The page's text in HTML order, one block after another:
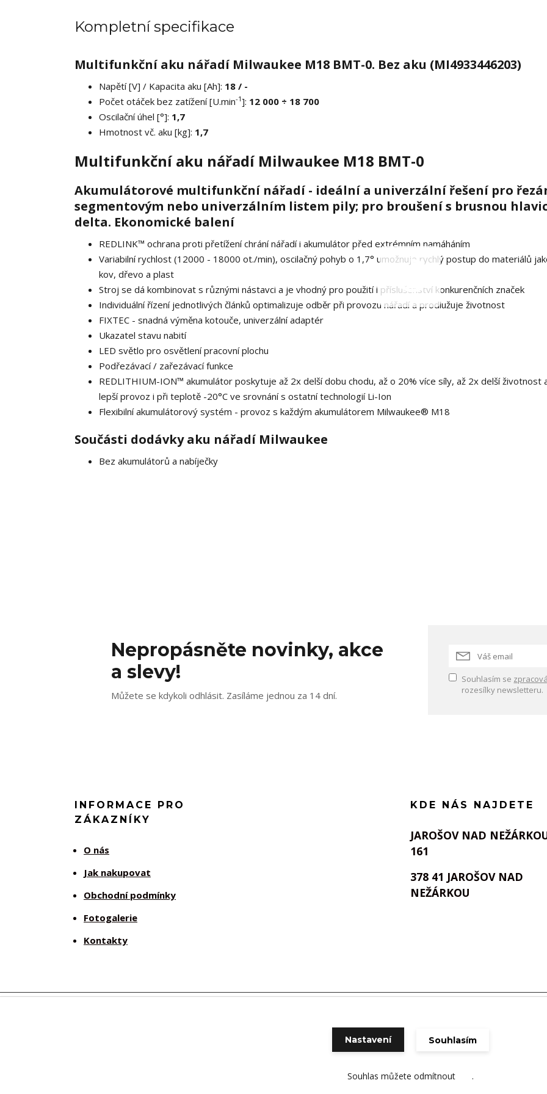
Kompletní specifikace
Multifunkční aku nářadí Milwaukee M18 BMT-0. Bez aku (MI4933446203)
Napětí [V] / Kapacita aku [Ah]: 18 / -
Počet otáček bez zatížení [U.min-1]: 12 000 ÷ 18 700
Oscilační úhel [°]: 1,7
Hmotnost vč. aku [kg]: 1,7
Multifunkční aku nářadí Milwaukee M18 BMT-0
Akumulátorové multifunkční nářadí - ideální a univerzální řešení pro
segmentovým nebo univerzálním listem pily; pro broušení s brusnou
delta. Ekonomické balení
REDLINK™ ochrana proti přetížení chrání nářadí i akumulátor před extrémním namáháním
Variabilní rychlost (12000 - 18000 ot./min), oscilačný pohyb o 1,7° umožnuje rychlý postup do materiálů
kov, dřevo a plast
Stroj se dá kombinovat s různými nástavci a je vhodný pro použití i příslušenství konkurenčních značek
Individuální řízení jednotlivých článků optimalizuje odběr při provozu nářadí a prodlužuje životnost
FIXTEC - snadná výměna kotouče, univerzální adaptér
Ukazatel stavu nabití
LED světlo pro osvětlení pracovní plochu
Podřezávací / zařezávací funkce
REDLITHIUM-ION™ akumulátor poskytuje až 2x delší dobu chodu, až o 20% více síly, až 2x delší životnost
lepší provoz i při teplotě -20°C ve srovnání s ostatní technologií Li-Ion
Flexibilní akumulátorový systém - provoz s každým akumulátorem Milwaukee® M18
Součásti dodávky aku nářadí Milwaukee
Bez akumulátorů a nabíječky
Nepropásněte novinky, akce
a slevy!
Můžete se kdykoli odhlásit. Zasíláme jednou za 14 dní.
Souhlasím se
rozesílky newsletteru.
INFORMACE PRO
ZÁKAZNÍKY
O nás
Jak nakupovat
Obchodní podmínky
Fotogalerie
Kontakty
KDE NÁS NAJDETE
JAROŠOV NAD
161
378 41 JAROŠOV NAD
NEŽÁRKOU
Vytvořeno na
Nastavení Souhlasím
Souhlas můžete odmítnout .